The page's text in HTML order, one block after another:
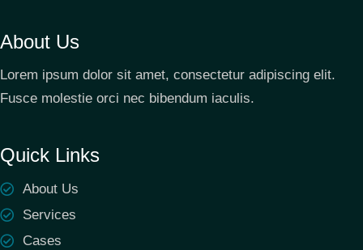
About Us
Lorem ipsum dolor sit amet, consectetur adipiscing elit.
Fusce molestie orci nec bibendum iaculis.
Quick Links
About Us
Services
Cases